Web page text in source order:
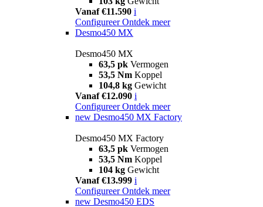
Vanaf €11.590 i
Configureer Ontdek meer
Desmo450 MX
Desmo450 MX
63,5 pk Vermogen
53,5 Nm Koppel
104,8 kg Gewicht
Vanaf €12.090 i
Configureer Ontdek meer
new Desmo450 MX Factory
Desmo450 MX Factory
63,5 pk Vermogen
53,5 Nm Koppel
104 kg Gewicht
Vanaf €13.999 i
Configureer Ontdek meer
new Desmo450 EDS